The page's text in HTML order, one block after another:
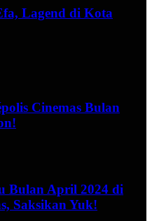
Lagend di Kota
Cinemas Bulan
Bulan April 2024 di
Saksikan Yuk!